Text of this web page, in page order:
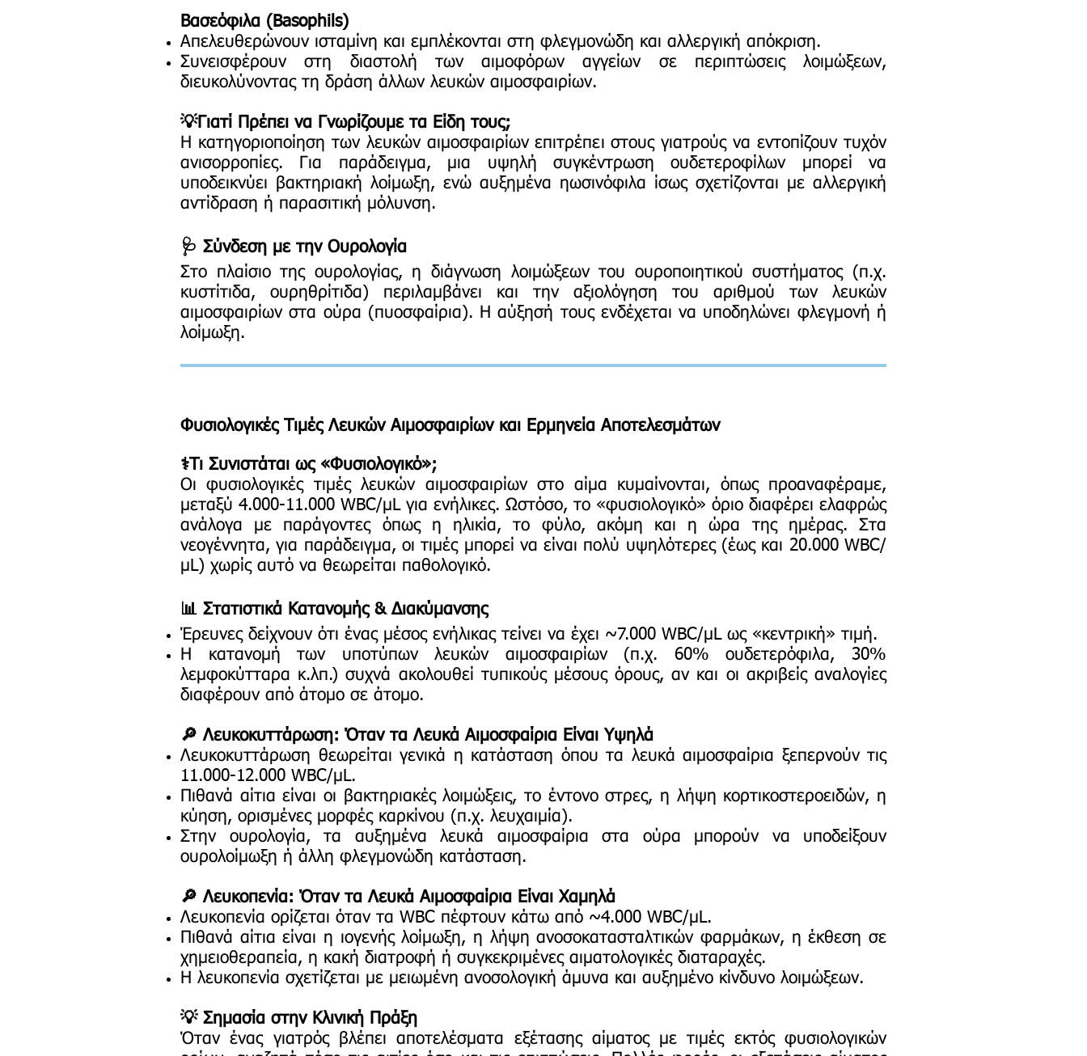
Βασεόφιλα (Basophils)
Απελευθερώνουν ισταμίνη και εμπλέκονται στη φλεγμονώδη και αλλεργική απόκριση.
Συνεισφέρουν στη διαστολή των αιμοφόρων αγγείων σε περιπτώσεις λοιμώξεων,
διευκολύνοντας τη δράση άλλων λευκών αιμοσφαιρίων.
💡Γιατί Πρέπει να Γνωρίζουμε τα Είδη τους;
Η κατηγοριοποίηση των λευκών αιμοσφαιρίων επιτρέπει στους γιατρούς να εντοπίζουν τυχόν
ανισορροπίες. Για παράδειγμα, μια υψηλή συγκέντρωση ουδετεροφίλων μπορεί να
υποδεικνύει βακτηριακή λοίμωξη, ενώ αυξημένα ηωσινόφιλα ίσως σχετίζονται με αλλεργική
αντίδραση ή παρασιτική μόλυνση.
🩺 Σύνδεση με την Ουρολογία
Στο πλαίσιο της ουρολογίας, η διάγνωση λοιμώξεων του ουροποιητικού συστήματος (π.χ.
κυστίτιδα, ουρηθρίτιδα) περιλαμβάνει και την αξιολόγηση του αριθμού των λευκών
αιμοσφαιρίων στα ούρα (πυοσφαίρια). Η αύξησή τους ενδέχεται να υποδηλώνει φλεγμονή ή
λοίμωξη.
Φυσιολογικές Τιμές Λευκών Αιμοσφαιρίων και Ερμηνεία Αποτελεσμάτων
⚕️Τι Συνιστάται ως «Φυσιολογικό»;
Οι φυσιολογικές τιμές λευκών αιμοσφαιρίων στο αίμα κυμαίνονται, όπως προαναφέραμε,
μεταξύ 4.000-11.000 WBC/μL για ενήλικες. Ωστόσο, το «φυσιολογικό» όριο διαφέρει ελαφρώς
ανάλογα με παράγοντες όπως η ηλικία, το φύλο, ακόμη και η ώρα της ημέρας. Στα
νεογέννητα, για παράδειγμα, οι τιμές μπορεί να είναι πολύ υψηλότερες (έως και 20.000 WBC/
μL) χωρίς αυτό να θεωρείται παθολογικό.
📊 Στατιστικά Κατανομής & Διακύμανσης
Έρευνες δείχνουν ότι ένας μέσος ενήλικας τείνει να έχει ~7.000 WBC/μL ως «κεντρική» τιμή.
Η κατανομή των υποτύπων λευκών αιμοσφαιρίων (π.χ. 60% ουδετερόφιλα, 30%
λεμφοκύτταρα κ.λπ.) συχνά ακολουθεί τυπικούς μέσους όρους, αν και οι ακριβείς αναλογίες
διαφέρουν από άτομο σε άτομο.
🔎 Λευκοκυττάρωση: Όταν τα Λευκά Αιμοσφαίρια Είναι Υψηλά
Λευκοκυττάρωση θεωρείται γενικά η κατάσταση όπου τα λευκά αιμοσφαίρια ξεπερνούν τις
11.000-12.000 WBC/μL.
Πιθανά αίτια είναι οι βακτηριακές λοιμώξεις, το έντονο στρες, η λήψη κορτικοστεροειδών, η
κύηση, ορισμένες μορφές καρκίνου (π.χ. λευχαιμία).
Στην ουρολογία, τα αυξημένα λευκά αιμοσφαίρια στα ούρα μπορούν να υποδείξουν
ουρολοίμωξη ή άλλη φλεγμονώδη κατάσταση.
🔎 Λευκοπενία: Όταν τα Λευκά Αιμοσφαίρια Είναι Χαμηλά
Λευκοπενία ορίζεται όταν τα WBC πέφτουν κάτω από ~4.000 WBC/μL.
Πιθανά αίτια είναι η ιογενής λοίμωξη, η λήψη ανοσοκατασταλτικών φαρμάκων, η έκθεση σε
χημειοθεραπεία, η κακή διατροφή ή συγκεκριμένες αιματολογικές διαταραχές.
Η λευκοπενία σχετίζεται με μειωμένη ανοσολογική άμυνα και αυξημένο κίνδυνο λοιμώξεων.
💡 Σημασία στην Κλινική Πράξη
Όταν ένας γιατρός βλέπει αποτελέσματα εξέτασης αίματος με τιμές εκτός φυσιολογικών